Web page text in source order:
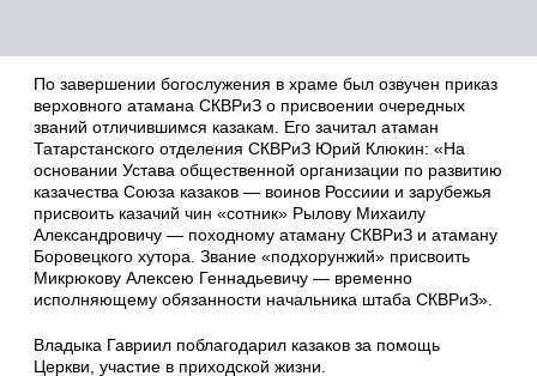
По завершении богослужения в храме был озвучен приказ
верховного атамана СКВРиЗ о присвоении очередных
званий отличившимся казакам. Его зачитал атаман
Татарстанского отделения СКВРиЗ Юрий Клюкин: «На
основании Устава общественной организации по развитию
казачества Союза казаков — воинов Россиии и зарубежья
присвоить казачий чин «сотник» Рылову Михаилу
Александровичу — походному атаману СКВРиЗ и атаману
Боровецкого хутора. Звание «подхорунжий» присвоить
Микрюкову Алексею Геннадьевичу — временно
исполняющему обязанности начальника штаба СКВРиЗ».
Владыка Гавриил поблагодарил казаков за помощь
Церкви, участие в приходской жизни.